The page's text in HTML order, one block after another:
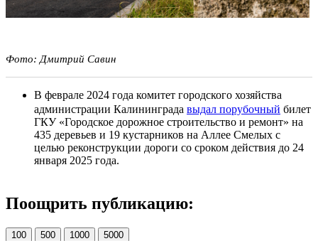
Фото: Дмитрий Савин
В феврале 2024 года комитет городского хозяйства
администрации Калининграда выдал порубочный билет
ГКУ «Городское дорожное строительство и ремонт» на
435 деревьев и 19 кустарников на Аллее Смелых с
целью реконструкции дороги со сроком действия до 24
января 2025 года.
Поощрить публикацию:
100 500 1000 5000